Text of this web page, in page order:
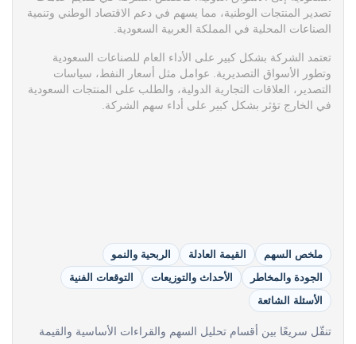
تصدير المنتجات الوطنية، مما يسهم في دعم الاقتصاد الوطني وتنمية
الصناعات المحلية في المملكة العربية السعودية.
تعتمد الشركة بشكل كبير على الأداء العام للصناعات السعودية
وتطور الأسواق التصديرية. عوامل مثل أسعار النفط، سياسات
التصدير، العلاقات التجارية الدولية، والطلب على المنتجات السعودية
في الخارج تؤثر بشكل كبير على أداء سهم الشركة.
ملخص السهم القيمة العادلة
الربحية والنمو
الجودة والمخاطر
الأحداث والتوزيعات
التوقعات الفنية
الأسئلة الشائعة
تنقّل سريعًا بين أقسام تحليل السهم والقراءات الأساسية والقيمة